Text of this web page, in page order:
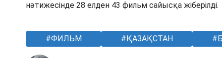
нәтижесінде 28 елден 43 фильм сайысқа жіберілді.
ФИЛЬМ ҚАЗАҚСТАН